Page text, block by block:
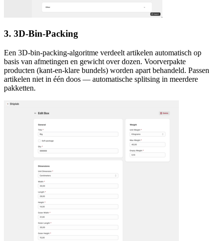
3. 3D-Bin-Packing
Een 3D-bin-packing-algoritme verdeelt artikelen automatisch op
basis van afmetingen en gewicht over dozen. Voorverpakte
producten (kant-en-klare bundels) worden apart behandeld. Passen
artikelen niet in één doos — automatische splitsing in meerdere
pakketten.